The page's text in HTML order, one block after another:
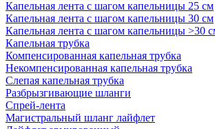
Капельная лента с шагом капельницы 25 см
Капельная лента с шагом капельницы 30 см
Капельная лента с шагом капельницы >30
Капельная трубка
Компенсированная капельная трубка
Некомпенсированная капельная трубка
Слепая капельная трубка
Разбрызгивающие шланги
Спрей-лента
Магистральный шланг лайфлет